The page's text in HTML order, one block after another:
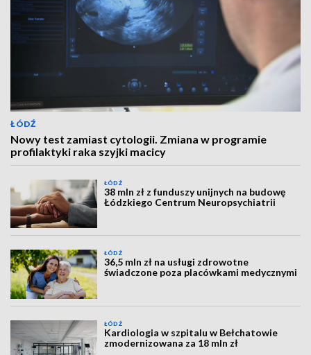
ŁÓDŹ
Nowy test zamiast cytologii. Zmiana w programie
profilaktyki raka szyjki macicy
ŁÓDŹ
38 mln zł z funduszy unijnych na budowę
Łódzkiego Centrum Neuropsychiatrii
ŁÓDŹ
36,5 mln zł na usługi zdrowotne
świadczone poza placówkami medycznymi
ŁÓDŹ
Kardiologia w szpitalu w Bełchatowie
zmodernizowana za 18 mln zł